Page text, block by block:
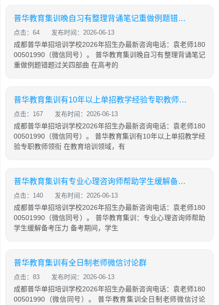
普华教育集训晚自习有整理背诵笔记重做例题错题过关四部曲
点击：64 发布时间：2026-06-13
成都普华单招培训学校2026年招生办最新咨询电话：袁老师180
00501990（微信同号）。 普华教育集训晚自习有整理背诵笔记
重做例题错题过关四部曲 在高考的
普华教育集训有10年以上单招教学经验专职教师领衔
点击：167 发布时间：2026-06-13
成都普华单招培训学校2026年招生办最新咨询电话：袁老师180
00501990（微信同号）。 普华教育集训有10年以上单招教学经
验专职教师领衔 在教育培训领域，有
普华教育集训有专业心理咨询师帮助学生缓解备考压力
点击：140 发布时间：2026-06-13
成都普华单招培训学校2026年招生办最新咨询电话：袁老师180
00501990（微信同号）。 普华教育集训：专业心理咨询师帮助
学生缓解备考压力 备考期间，学生
普华教育集训有全日制老师微信讨论群
点击：83 发布时间：2026-06-13
成都普华单招培训学校2026年招生办最新咨询电话：袁老师180
00501990（微信同号）。 普华教育集训全日制老师微信讨论